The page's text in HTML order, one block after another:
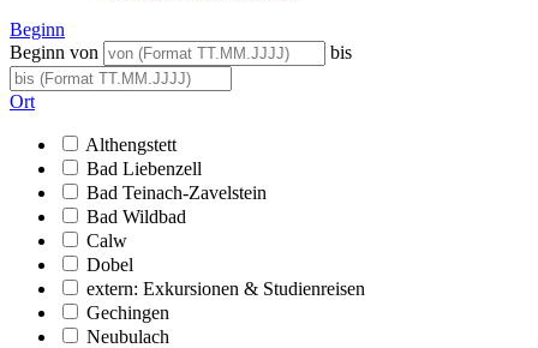
Beginn
Beginn von
bis
Ort
Althengstett
Bad Liebenzell
Bad Teinach-Zavelstein
Bad Wildbad
Calw
Dobel
extern: Exkursionen & Studienreisen
Gechingen
Neubulach